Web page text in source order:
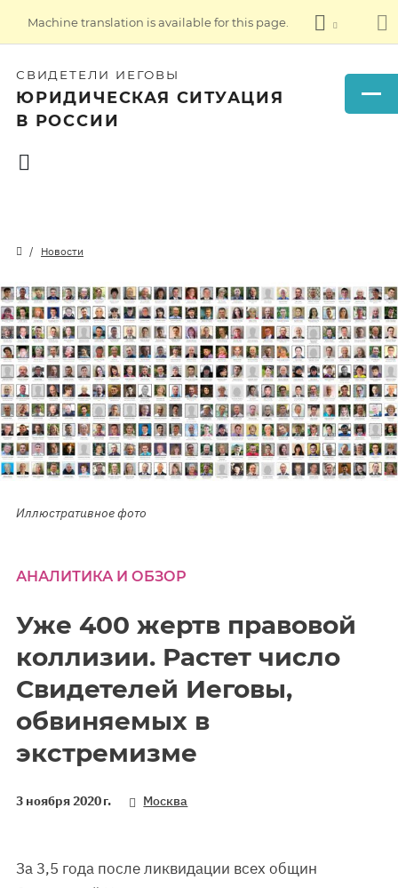
Machine translation is available for this page.
СВИДЕТЕЛИ ИЕГОВЫ
ЮРИДИЧЕСКАЯ СИТУАЦИЯ
В РОССИИ
Новости
Иллюстративное фото
АНАЛИТИКА И ОБЗОР
Уже 400 жертв правовой
коллизии. Растет число
Свидетелей Иеговы,
обвиняемых в
экстремизме
3 ноября 2020 г. Москва
За 3,5 года после ликвидации всех общин